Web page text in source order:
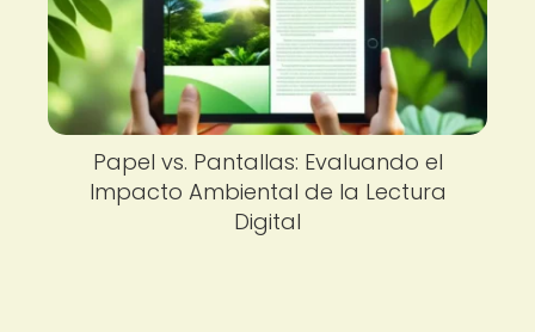
Papel vs. Pantallas: Evaluando el
Impacto Ambiental de la Lectura
Digital